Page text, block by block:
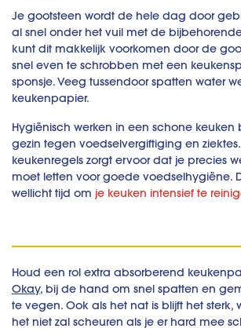
Houd een rol extra absorberend
Okay, bij de hand om snel spatten en
te vegen. Ook als het nat is blijft het sterk,
het niet zal scheuren als je er hard mee
Je gootsteen wordt de hele dag door
al snel onder het vuil met de
kunt dit makkelijk voorkomen door de
snel even te schrobben met een
sponsje. Veeg tussendoor spatten water
keukenpapier.
Hygiënisch werken in een schone keuken
gezin tegen voedselvergiftiging en
keukenregels zorgt ervoor dat je precies
moet letten voor goede voedselhygiëne.
wellicht tijd om je keuken intensief te